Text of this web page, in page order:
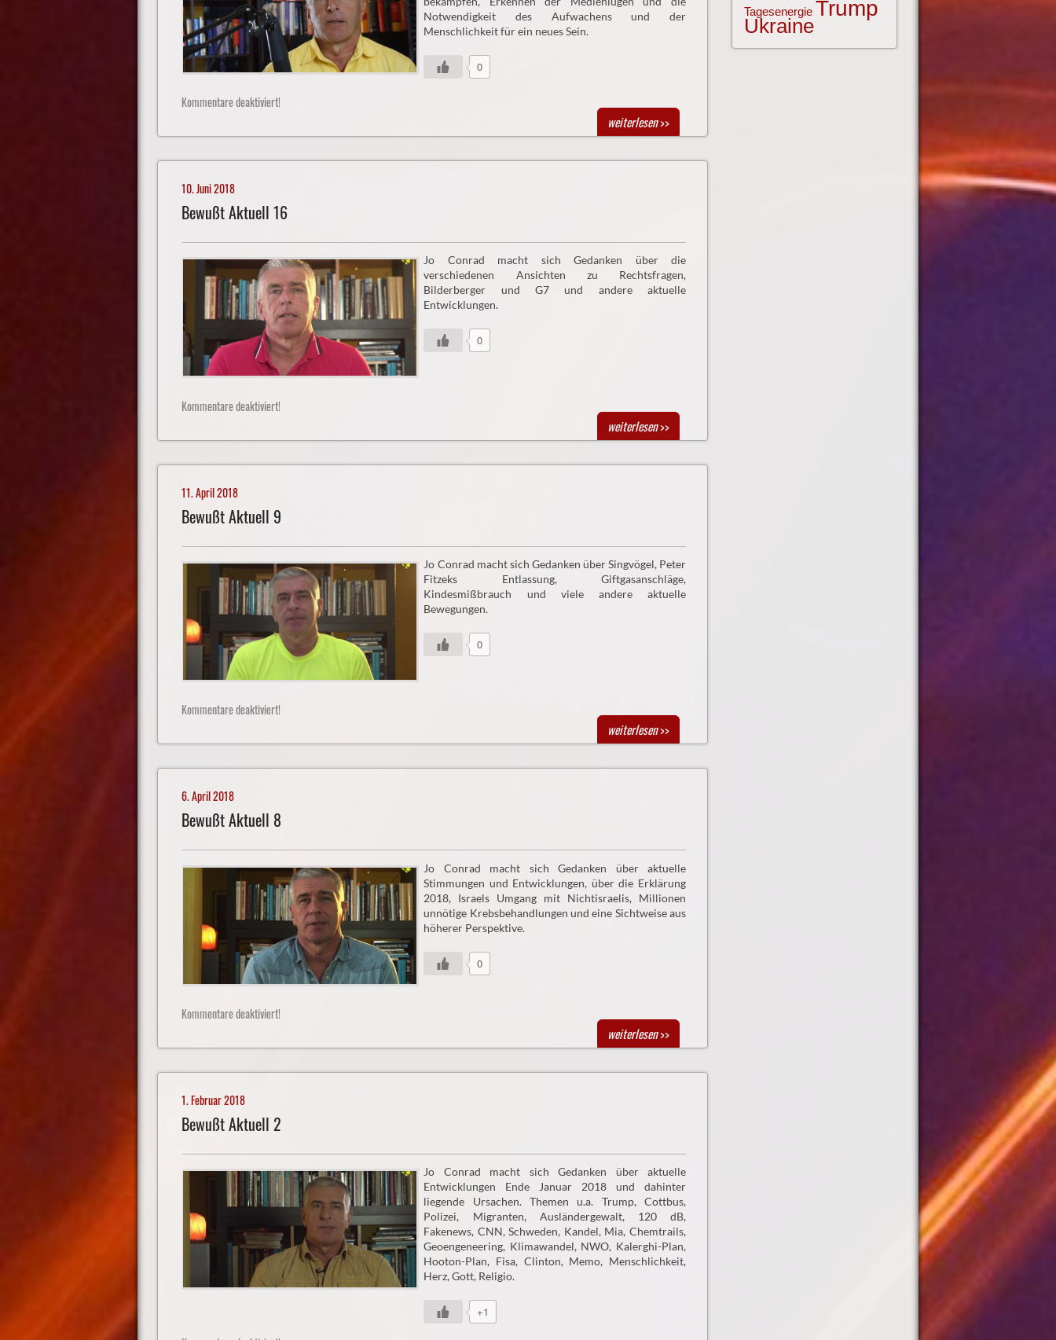
Notwendigkeit des Aufwachens und der
Menschlichkeit für ein neues Sein.
0
Kommentare deaktiviert!
weiterlesen>>
10. Juni 2018
Bewußt Aktuell 16
Jo Conrad macht sich Gedanken über die
verschiedenen Ansichten zu Rechtsfragen,
Bilderberger und G7 und andere aktuelle
Entwicklungen.
0
Kommentare deaktiviert!
weiterlesen>>
11. April 2018
Bewußt Aktuell 9
Jo Conrad macht sich Gedanken über Singvögel, Peter
Fitzeks Entlassung, Giftgasanschläge,
Kindesmißbrauch und viele andere aktuelle
Bewegungen.
0
Kommentare deaktiviert!
weiterlesen>>
6. April 2018
Bewußt Aktuell 8
Jo Conrad macht sich Gedanken über aktuelle
Stimmungen und Entwicklungen, über die Erklärung
2018, Israels Umgang mit Nichtisraelis, Millionen
unnötige Krebsbehandlungen und eine Sichtweise aus
höherer Perspektive.
0
Kommentare deaktiviert!
weiterlesen>>
1. Februar 2018
Bewußt Aktuell 2
Jo Conrad macht sich Gedanken über aktuelle
Entwicklungen Ende Januar 2018 und dahinter
liegende Ursachen. Themen u.a. Trump, Cottbus,
Polizei, Migranten, Ausländergewalt, 120 dB,
Fakenews, CNN, Schweden, Kandel, Mia, Chemtrails,
Geoengeneering, Klimawandel, NWO, Kalerghi-Plan,
Hooton-Plan, Fisa, Clinton, Memo, Menschlichkeit,
Herz, Gott, Religio.
+1
Tagesenergie Trump
Ukraine